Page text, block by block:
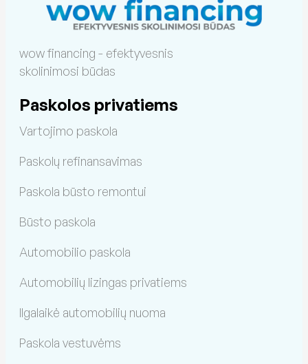
wow financing - efektyvesnis
skolinimosi būdas
Paskolos privatiems
Vartojimo paskola
Paskolų refinansavimas
Paskola būsto remontui
Būsto paskola
Automobilio paskola
Automobilių lizingas privatiems
Ilgalaikė automobilių nuoma
Paskola vestuvėms